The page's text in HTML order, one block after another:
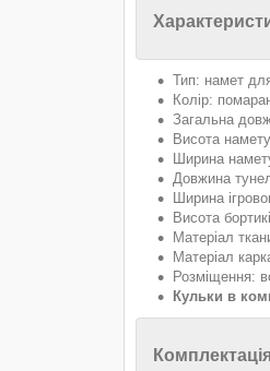
Тип: намет
Колір:
Загальна
Висота
Ширина
Довжина
Ширина
Висота
Матеріал
Матеріал
Розміщення:
Кульки в